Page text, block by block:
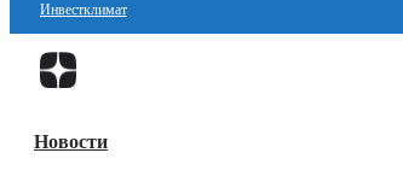
Инвестклимат
Финансы
Блокчейн
Новости